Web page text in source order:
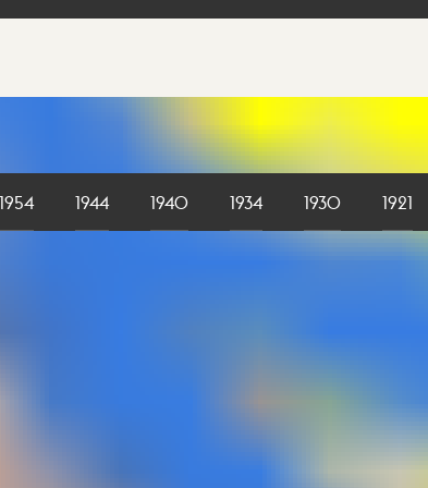
1954 1944 1940 1934 1930 1921